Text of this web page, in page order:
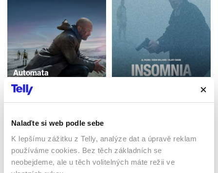
Nalaďte si web podle sebe
K lepšímu zážitku z Telly, analýze dat a úpravě reklam
používáme cookies. Bez těch základních se
neobejdeme, ale u těch volitelných máte režii ve
Automata
Kanada | 109 min
Insomnie
Sledujte kdekoliv až na 6 zařízeních